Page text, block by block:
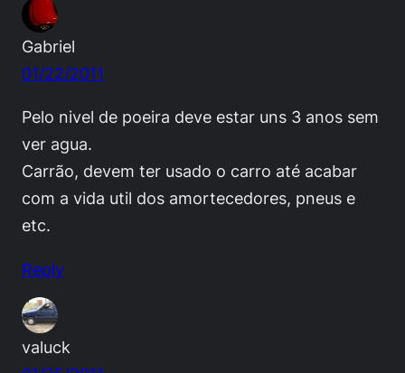
Gabriel
01/22/2011
Pelo nivel de poeira deve estar uns 3 anos sem
ver agua.
Carrão, devem ter usado o carro até acabar
com a vida util dos amortecedores, pneus e
etc.
Reply
valuck